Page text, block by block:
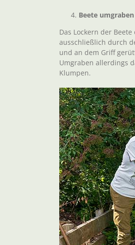
Beete umgraben
Das Lockern der
ausschließlich durch
und an dem Griff
Umgraben allerdings
Klumpen.